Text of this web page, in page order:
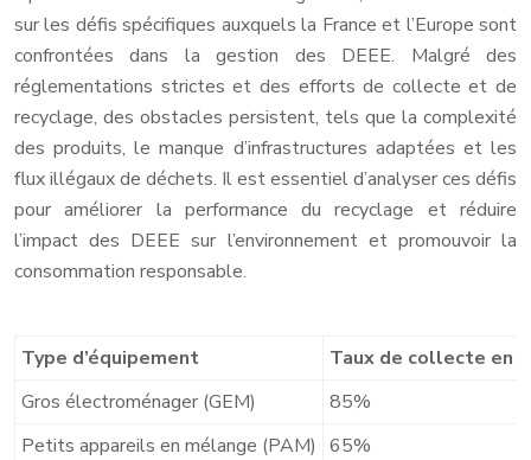
sur les défis spécifiques auxquels la France et l’Europe sont
confrontées dans la gestion des DEEE. Malgré des
réglementations strictes et des efforts de collecte et de
recyclage, des obstacles persistent, tels que la complexité
des produits, le manque d’infrastructures adaptées et les
flux illégaux de déchets. Il est essentiel d’analyser ces défis
pour améliorer la performance du recyclage et réduire
l’impact des DEEE sur l’environnement et promouvoir la
consommation responsable.
Type d’équipement
Taux de collecte en
Gros électroménager (GEM)
85%
Petits appareils en mélange (PAM) 65%